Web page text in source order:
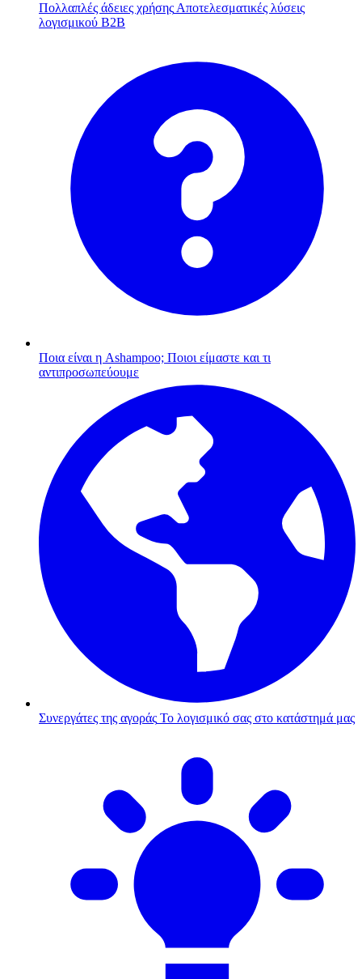
Πολλαπλές άδειες χρήσης Αποτελεσματικές λύσεις
λογισμικού B2B
Ποια είναι η Ashampoo; Ποιοι είμαστε και τι
αντιπροσωπεύουμε
Συνεργάτες της αγοράς Το λογισμικό σας στο κατάστημά μας